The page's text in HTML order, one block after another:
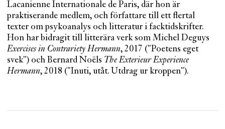
Köp enkelnummer
Nyhetsbrev
Kontakt
Sök
Lacanienne Internationale de Paris, där hon är
praktiserande medlem, och författare till ett flertal
texter om psykoanalys och litteratur i facktidskrifter.
Hon har bidragit till litterära verk som Michel Deguys
Exercises in Contrariety Hermann, 2017 ("Poetens eget
svek") och Bernard Noëls The Exterieur Experience
Hermann, 2018 ("Inuti, utåt. Utdrag ur kroppen").